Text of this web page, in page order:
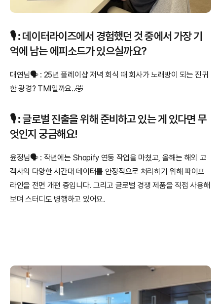
🎙️ : 데이터라이즈에서 경험했던 것 중에서 가장 기
억에 남는 에피소드가 있으실까요?
대연님🗣️ : 25년 플레이샵 저녁 회식 때 회사가 노래방이 되는 진귀
한 광경? TMI일까요..🤣
🎙️ : 글로벌 진출을 위해 준비하고 있는 게 있다면 무
엇인지 궁금해요!
윤정님🗣️ : 작년에는 Shopify 연동 작업을 마쳤고, 올해는 해외 고
객사의 다양한 시간대 데이터를 안정적으로 처리하기 위해 파이프
라인을 전면 개편 중입니다. 그리고 글로벌 경쟁 제품을 직접 사용해
보며 스터디도 병행하고 있어요.